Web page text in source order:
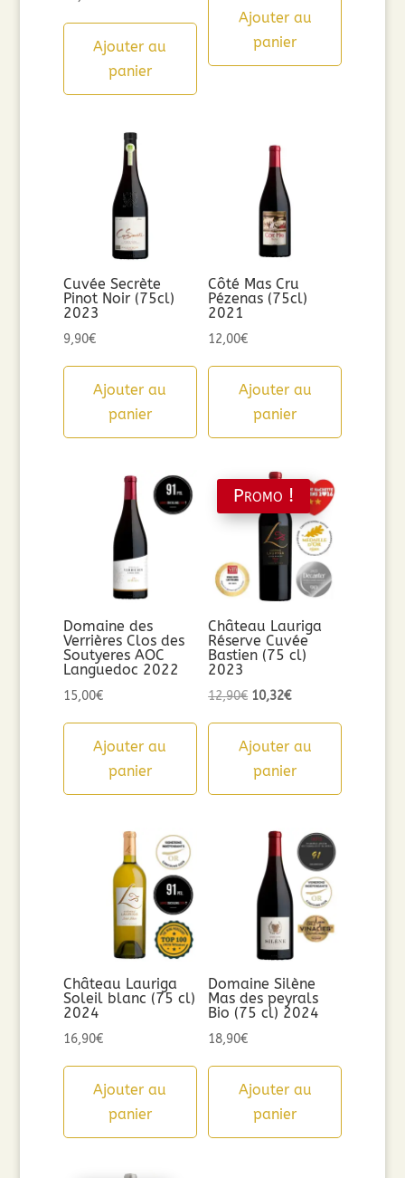
Ajouter au
panier
Ajouter au
panier
Cuvée Secrète
Pinot Noir (75cl)
2023
9,90€
Ajouter au
panier
Côté Mas Cru
Pézenas (75cl)
2021
12,00€
Ajouter au
panier
Domaine des
Verrières Clos des
Soutyeres AOC
Languedoc 2022
15,00€
Ajouter au
panier
Promo !
Château Lauriga
Réserve Cuvée
Bastien (75 cl)
2023
12,90€ Le
initial
était :
10,32€Le
actuel
est :
Ajouter au
panier
Château Lauriga
Soleil blanc (75 cl)
2024
16,90€
Ajouter au
panier
Domaine Silène
Mas des peyrals
Bio (75 cl) 2024
18,90€
Ajouter au
panier